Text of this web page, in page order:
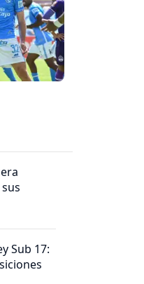
Sub 17: